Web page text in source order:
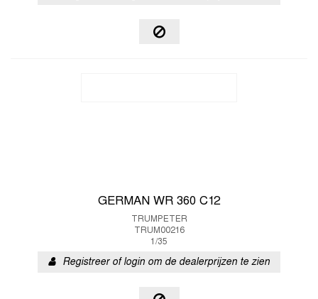
GERMAN WR 360 C12
TRUMPETER
TRUM00216
1/35
Registreer of login om de dealerprijzen te zien